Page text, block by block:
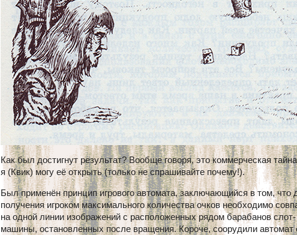
Как был достигнут результат? Вообще говоря, это коммерческая
я (Квик) могу её открыть (только не спрашивайте почему!).
Был применён принцип игрового автомата, заключающийся в том, что
получения игроком максимального количества очков необходимо
на одной линии изображений с расположенных рядом барабанов слот-
машины, остановленных после вращения. Короче, соорудили автомат